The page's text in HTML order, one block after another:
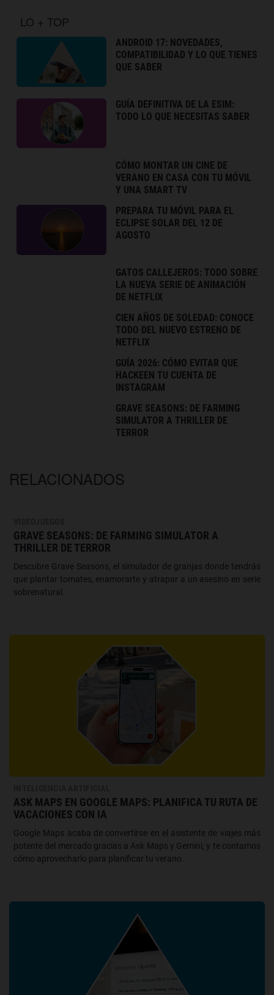
LO + TOP
ANDROID 17: NOVEDADES,
COMPATIBILIDAD Y LO QUE TIENES
QUE SABER
GUÍA DEFINITIVA DE LA ESIM:
TODO LO QUE NECESITAS SABER
CÓMO MONTAR UN CINE DE
VERANO EN CASA CON TU MÓVIL
Y UNA SMART TV
PREPARA TU MÓVIL PARA EL
ECLIPSE SOLAR DEL 12 DE
AGOSTO
GATOS CALLEJEROS: TODO SOBRE
LA NUEVA SERIE DE ANIMACIÓN
DE NETFLIX
CIEN AÑOS DE SOLEDAD: CONOCE
TODO DEL NUEVO ESTRENO DE
NETFLIX
GUÍA 2026: CÓMO EVITAR QUE
HACKEEN TU CUENTA DE
INSTAGRAM
GRAVE SEASONS: DE FARMING
SIMULATOR A THRILLER DE
TERROR
RELACIONADOS
GRAVE SEASONS: DE FARMING SIMULATOR A
THRILLER DE TERROR
Descubre Grave Seasons, el simulador de granjas donde tendrás
que plantar tomates, enamorarte y atrapar a un asesino en serie
sobrenatural.
ASK MAPS EN GOOGLE MAPS: PLANIFICA TU RUTA DE
VACACIONES CON IA
Google Maps acaba de convertirse en el asistente de viajes más
potente del mercado gracias a Ask Maps y Gemini, y te contamos
cómo aprovecharlo para planificar tu verano.